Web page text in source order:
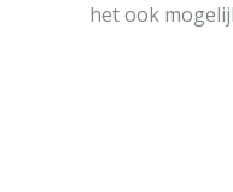
het ook